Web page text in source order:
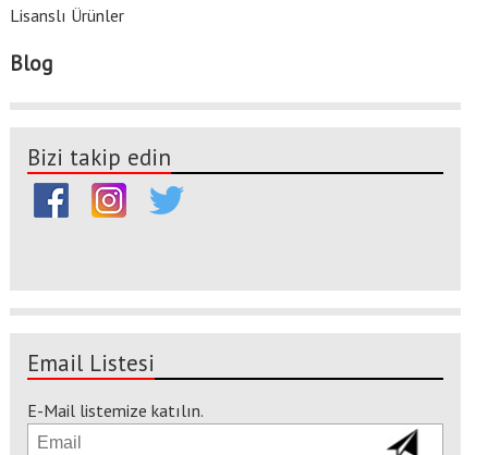
Lisanslı Ürünler
Blog
Bizi takip edin
Email Listesi
E-Mail listemize katılın.